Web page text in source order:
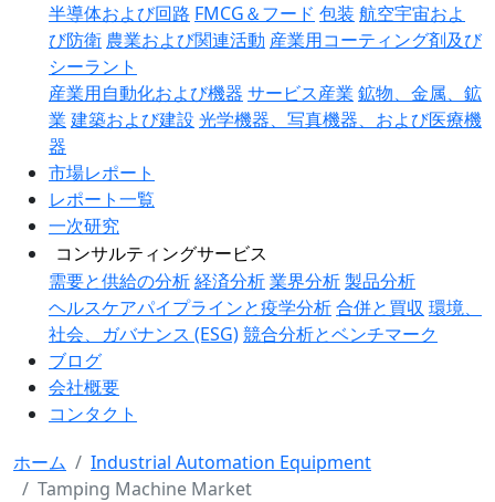
半導体および回路 FMCG＆フード 包装 航空宇宙およ
び防衛 農業および関連活動 産業用コーティング剤及び
シーラント
産業用自動化および機器 サービス産業 鉱物、金属、鉱
業 建築および建設 光学機器、写真機器、および医療機
器
市場レポート
レポート一覧
一次研究
コンサルティングサービス
需要と供給の分析経済分析業界分析製品分析
ヘルスケアパイプラインと疫学分析合併と買収 環境、
社会、ガバナンス (ESG)競合分析とベンチマーク
ブログ
会社概要
コンタクト
ホーム
Industrial Automation Equipment
Tamping Machine Market